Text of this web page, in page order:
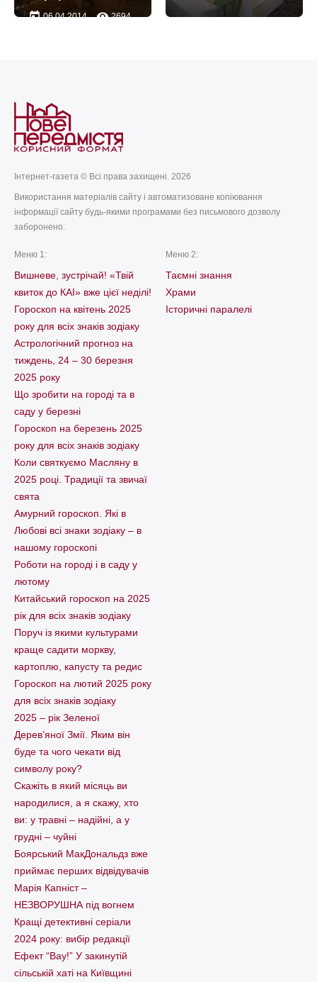
today06.04.2014 remove_red_eye2694
Інтернет-газета © Всі права захищені. 2026
Використання матеріалів сайту і автоматизоване копіювання
інформації сайту будь-якими програмами без письмового дозволу
заборонено.
Меню 1:
Вишневе, зустрічай! «Твій
квиток до КАІ» вже цієї неділі!
Гороскоп на квітень 2025
року для всіх знаків зодіаку
Астрологічний прогноз на
тиждень, 24 – 30 березня
2025 року
Що зробити на городі та в
саду у березні
Гороскоп на березень 2025
року для всіх знаків зодіаку
Коли святкуємо Масляну в
2025 році. Традиції та звичаї
свята
Амурний гороскоп. Які в
Любові всі знаки зодіаку – в
нашому гороскопі
Pоботи на городі і в саду у
лютому
Китайський гороскоп на 2025
рік для всіх знаків зодіаку
Поруч із якими культурами
краще садити моркву,
картоплю, капусту та редис
Гороскоп на лютий 2025 року
для всіх знаків зодіаку
2025 – рік Зеленої
Дерев’яної Змії. Яким він
буде та чого чекати від
символу року?
Скажіть в який місяць ви
народилися, а я скажу, хто
ви: у травні – надійні, а у
грудні – чуйні
Боярський МакДональдз вже
приймає перших відвідувачів
Марія Капніст –
НЕЗВОРУШНА під вогнем
Кращі детективні серіали
2024 року: вибір редакції
Ефект “Вау!” У закинутій
сільській хаті на Київщині
Меню 2:
Таємні знання
Храми
Історичні паралелі